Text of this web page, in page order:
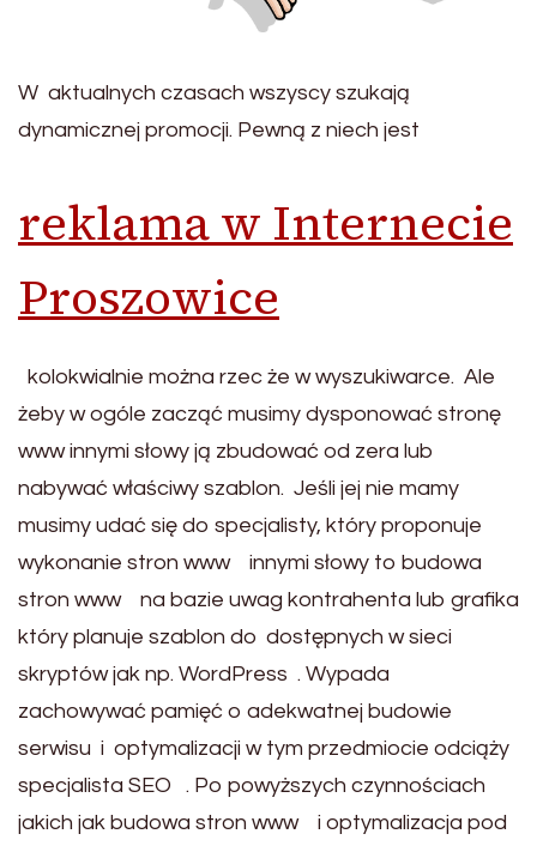
W aktualnych czasach wszyscy szukają
dynamicznej promocji. Pewną z niech jest
reklama w Internecie
Proszowice
kolokwialnie można rzec że w wyszukiwarce. Ale
żeby w ogóle zacząć musimy dysponować stronę
www innymi słowy ją zbudować od zera lub
nabywać właściwy szablon. Jeśli jej nie mamy
musimy udać się do specjalisty, który proponuje
wykonanie stron www innymi słowy to budowa
stron www na bazie uwag kontrahenta lub grafika
który planuje szablon do dostępnych w sieci
skryptów jak np. WordPress . Wypada
zachowywać pamięć o adekwatnej budowie
serwisu i optymalizacji w tym przedmiocie odciąży
specjalista SEO . Po powyższych czynnościach
jakich jak budowa stron www i optymalizacja pod